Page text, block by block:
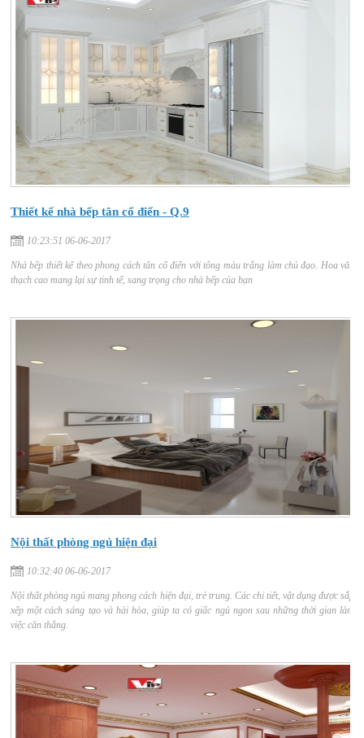
Thiết kế nhà bếp tân cổ điển - Q.9
10:23:51 06-06-2017
Nhà bếp thiết kế theo phong cách tân cổ điển với tông màu trắng làm chủ đạo. Hoa văn
thạch cao mang lại sự tinh tế, sang trọng cho nhà bếp của bạn
Nội thất phòng ngủ hiện đại
10:32:40 06-06-2017
Nội thất phòng ngủ mang phong cách hiện đại, trẻ trung. Các chi tiết, vật dụng được sắp
xếp một cách sáng tạo và hài hòa, giúp ta có giấc ngủ ngon sau những thời gian làm
việc căn thẳng.